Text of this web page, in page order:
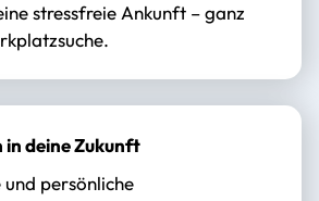
stressfreie Ankunft – ganz
deine Zukunft
persönliche